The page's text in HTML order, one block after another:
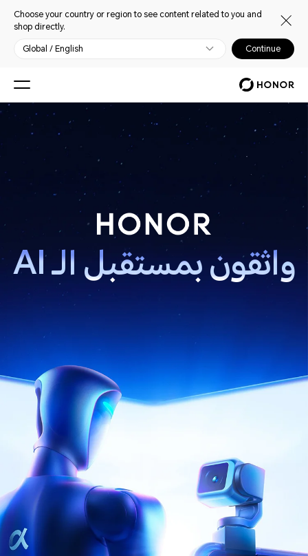
Choose your country or region to see content related to you and
shop directly.
Global / English Continue
واثقون بمستقبل الـ AI